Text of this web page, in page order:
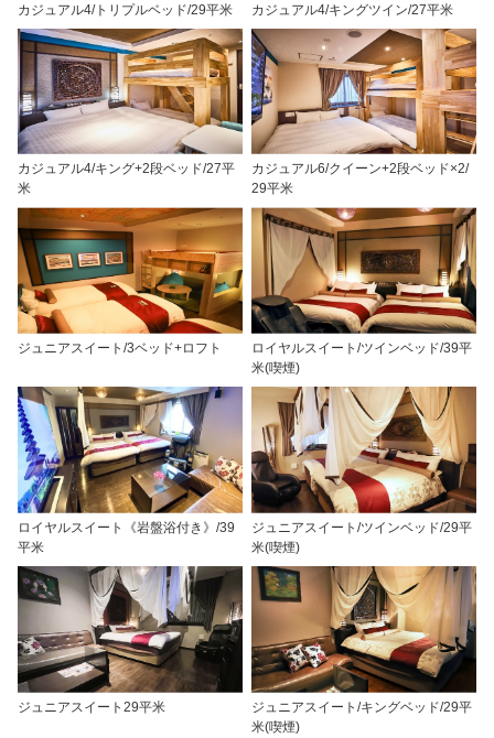
カジュアル4/トリプルベッド/29平米 カジュアル4/キングツイン/27平米
カジュアル4/キング+2段ベッド/27平
米
カジュアル6/クイーン+2段ベッド×2/
29平米
ジュニアスイート/3ベッド+ロフト
ロイヤルスイート/ツインベッド/39平
米(喫煙)
ロイヤルスイート《岩盤浴付き》/39
平米
ジュニアスイート/ツインベッド/29平
米(喫煙)
ジュニアスイート29平米
ジュニアスイート/キングベッド/29平
米(喫煙)